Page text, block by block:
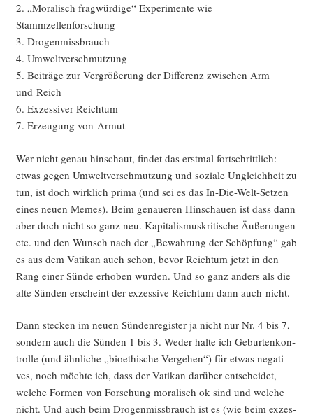
2. „Mora­lisch frag­wür­di­ge“ Expe­ri­men­te wie
Stammzellenforschung
3. Drogenmissbrauch
4. Umweltverschmutzung
5. Bei­trä­ge zur Ver­grö­ße­rung der Dif­fe­renz zwi­schen Arm
und Reich
6. Exzes­si­ver Reichtum
7. Erzeu­gung von Armut
Wer nicht genau hin­schaut, fin­det das erst­mal fort­schritt­lich:
etwas gegen Umwelt­ver­schmut­zung und sozia­le Ungleich­heit zu
tun, ist doch wirk­lich pri­ma (und sei es das In-Die-Welt-Set­zen
eines neu­en Memes). Beim genaue­ren Hin­schau­en ist dass dann
aber doch nicht so ganz neu. Kapi­ta­lis­mus­kri­ti­sche Äuße­run­gen
etc. und den Wunsch nach der „Bewah­rung der Schöp­fung“ gab
es aus dem Vati­kan auch schon, bevor Reich­tum jetzt in den
Rang einer Sün­de erho­ben wur­den. Und so ganz anders als die
alte Sün­den erscheint der exzes­si­ve Reich­tum dann auch nicht.
Dann ste­cken im neu­en Sün­den­re­gis­ter ja nicht nur Nr. 4 bis 7,
son­dern auch die Sün­den 1 bis 3. Weder hal­te ich Gebur­ten­kon­
trol­le (und ähn­li­che „bio­ethi­sche Ver­ge­hen“) für etwas nega­ti­
ves, noch möch­te ich, dass der Vati­kan dar­über ent­schei­det,
wel­che For­men von For­schung mora­lisch ok sind und wel­che
nicht. Und auch beim Dro­gen­miss­brauch ist es (wie beim exzes­